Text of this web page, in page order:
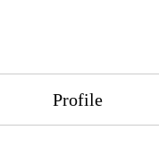
Profile